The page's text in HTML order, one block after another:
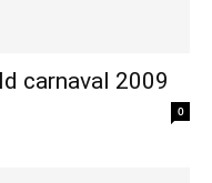
carnaval 2009
0